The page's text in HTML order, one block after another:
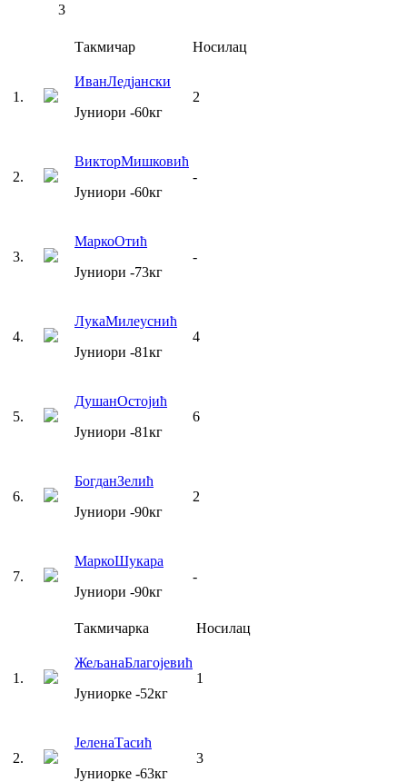
3
Такмичар Носилац
1 .
ИванЛедјански
Јуниори -60кг
2
2.
ВикторМишковић
Јуниори -60кг
-
3.
МаркоОтић
Јуниори -73кг
-
4.
ЛукаМилеуснић
Јуниори -81кг
4
5.
ДушанОстојић
Јуниори -81кг
6
6.
БогданЗелић
Јуниори -90кг
2
7.
МаркоШукара
Јуниори -90кг
-
Такмичарка Носилац
1 .
ЖељанаБлагојевић
Јуниорке -52кг
1
2.
ЈеленаТасић
Јуниорке -63кг
3